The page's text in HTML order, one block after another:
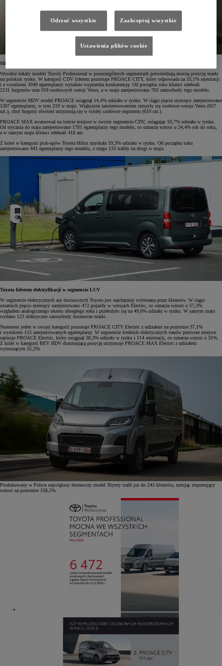
Silna pozycja Toyoty we wszystkich segmentach
Wysokie lokaty modeli Toyoty Professional w poszczególnych segmentach potwierdzają mocną pozycję marki
na polskim rynku. W kategorii CDV liderem pozostaje PROACE CITY, który odpowiada za 33,1% rejestracji
i z wynikiem 3049 egzemplarzy wyraźnie wyprzedza konkurencję. Od początku roku klienci odebrali
2131 furgonów oraz 918 osobowych wersji Verso, a w maju zarejestrowano 703 samochody tego modelu.
W segmencie MDV model PROACE osiągnął 14,4% udziału w rynku. W ciągu pięciu miesięcy zarejestrowano
1267 egzemplarzy, w tym 219 w maju. Większym zainteresowaniem cieszyły się osobowe wersje Verso (657
szt.), choć furgony również utrzymują się w ścisłej czołówce segmentu (610 szt.).
PROACE MAX awansował na trzecie miejsce w swoim segmencie CDV, osiągając 10,7% udziału w rynku.
Od stycznia do maja zarejestrowano 1701 egzemplarzy tego modelu, co oznacza wzrost o 24,4% rok do roku,
a w samym maju klienci odebrali 418 aut.
Z kolei w kategorii pick-upów Toyota Hilux uzyskała 19,3% udziału w rynku. Od początku roku
zarejestrowano 441 egzemplarzy tego modelu, z czego 133 trafiły na drogi w maju.
Toyota liderem elektryfikacji w segmencie LCV
W segmencie elektrycznych aut dostawczych Toyota jest najchętniej wybierana przez klientów. W ciągu
ostatnich pięciu miesięcy zarejestrowano 472 pojazdy w wersjach Electric, co oznacza wzrost o 57,3%
względem analogicznego okresu ubiegłego roku i przełożyło się na 49,6% udziału w rynku. W samym maju
wydano 122 elektryczne samochody dostawcze marki.
Numerem jeden w swojej kategorii pozostaje PROACE CITY Electric z udziałem na poziomie 37,1%
i wynikiem 115 zarejestrowanych egzemplarzy. W segmencie średnich elektrycznych vanów pierwsze miejsce
zajmuje PROACE Electric, który osiągnął 38,3% udziału w rynku i 114 rejestracji, co oznacza wzrost o 31%.
Z kolei w kategorii BEV HDV dominującą pozycję utrzymuje PROACE MAX Electric z udziałem
wynoszącym 55,2%.
Produkowany w Polsce największy dostawczy model Toyoty trafił już do 243 klientów, notując imponujący
wzrost na poziomie 158,5%.
Odrzuć wszystkie Zaakceptuj wszystkie
Ustawienia plików cookie